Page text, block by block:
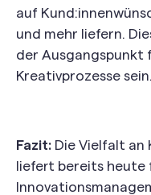
auf
und mehr liefern.
der Ausgangspunkt
Kreativprozesse sein.
Fazit: Die Vielfalt an
liefert bereits heute